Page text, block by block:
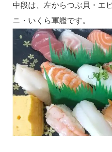
中段は、左からつぶ貝・エ
ニ・いくら軍艦です。